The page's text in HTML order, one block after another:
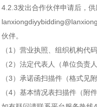
4.2.3发出合作伙伴申请后，
伙伴。
（1）营业执照、组织机构代
（2）法定代表人（单位负责
（3）承诺函扫描件（格式见
（4）基本情况表扫描件（附件